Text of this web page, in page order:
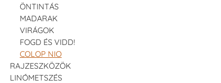
ÖNTINTÁS
MADARAK
VIRÁGOK
FOGD ÉS VIDD!
COLOP NIO
RAJZESZKÖZÖK
LINÓMETSZÉS